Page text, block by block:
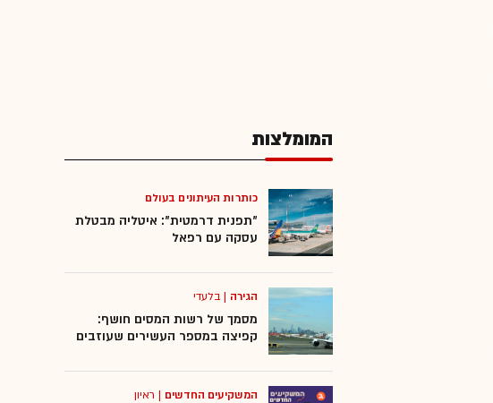
המומלצות
כותרות העיתונים בעולם
"תפנית דרמטית": איטליה מבטלת
עסקה עם רפאל
הגירה |בלעדי
מסמך של רשות המסים חושף:
קפיצה במספר העשירים שעוזבים
המשקיעים החדשים | ראיון